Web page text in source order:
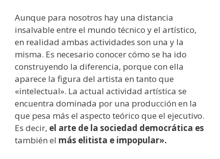
Aunque para nosotros hay una distancia
insalvable entre el mundo técnico y el artístico,
en realidad ambas actividades son una y la
misma. Es necesario conocer cómo se ha ido
construyendo la diferencia, porque con ella
aparece la figura del artista en tanto que
«intelectual». La actual actividad artística se
encuentra dominada por una producción en la
que pesa más el aspecto teórico que el ejecutivo.
Es decir, el arte de la sociedad democrática es
también el más elitista e impopular».